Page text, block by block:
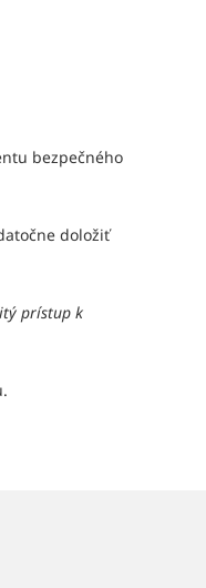
bezpečného
doložiť
prístup k